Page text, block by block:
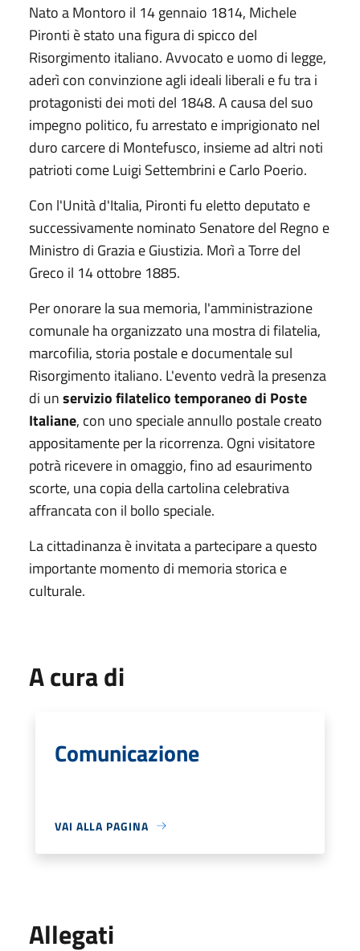
Nato a Montoro il 14 gennaio 1814, Michele
Pironti è stato una figura di spicco del
Risorgimento italiano. Avvocato e uomo di legge,
aderì con convinzione agli ideali liberali e fu tra i
protagonisti dei moti del 1848. A causa del suo
impegno politico, fu arrestato e imprigionato nel
duro carcere di Montefusco, insieme ad altri noti
patrioti come Luigi Settembrini e Carlo Poerio.
Con l'Unità d'Italia, Pironti fu eletto deputato e
successivamente nominato Senatore del Regno e
Ministro di Grazia e Giustizia. Morì a Torre del
Greco il 14 ottobre 1885.
Per onorare la sua memoria, l'amministrazione
comunale ha organizzato una mostra di filatelia,
marcofilia, storia postale e documentale sul
Risorgimento italiano. L'evento vedrà la presenza
di unservizio filatelico temporaneo di Poste
Italiane, con uno speciale annullo postale creato
appositamente per la ricorrenza. Ogni visitatore
potrà ricevere in omaggio, fino ad esaurimento
scorte, una copia della cartolina celebrativa
affrancata con il bollo speciale.
La cittadinanza è invitata a partecipare a questo
importante momento di memoria storica e
culturale.
A cura di
Comunicazione
VAI ALLA PAGINA
Allegati